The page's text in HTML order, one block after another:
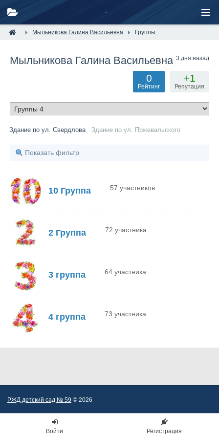
Мыльникова Галина Васильевна Группы
Мыльникова Галина Васильевна 3 дня назад
+1
Репутация
0
Рейтинг
Здание по ул. Свердлова Здание по ул. Пржевальского
Показать фильтр
10 Группа 57 участников
2 Группа 72 участника
3 группа 64 участника
4 группа 73 участника
РЖД детский сад № 59 © 2026
Войти Регистрация